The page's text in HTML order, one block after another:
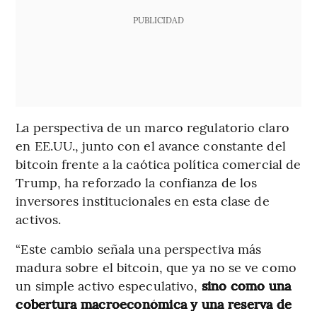
PUBLICIDAD
La perspectiva de un marco regulatorio claro
en EE.UU., junto con el avance constante del
bitcoin frente a la caótica política comercial de
Trump, ha reforzado la confianza de los
inversores institucionales en esta clase de
activos.
“Este cambio señala una perspectiva más
madura sobre el bitcoin, que ya no se ve como
un simple activo especulativo, sino como una
cobertura macroeconómica y una reserva de